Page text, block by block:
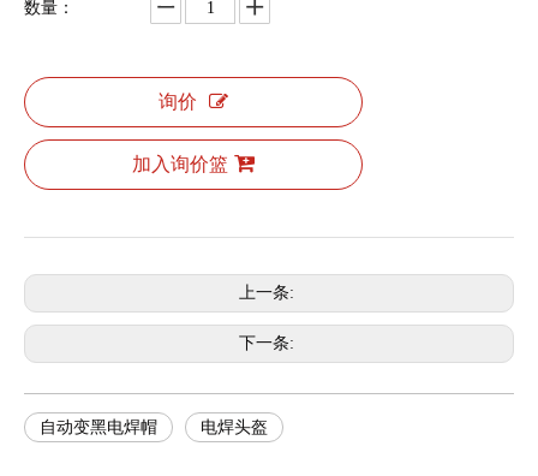
数量：
询价
加入询价篮
上一条:
下一条:
自动变黑电焊帽 电焊头盔